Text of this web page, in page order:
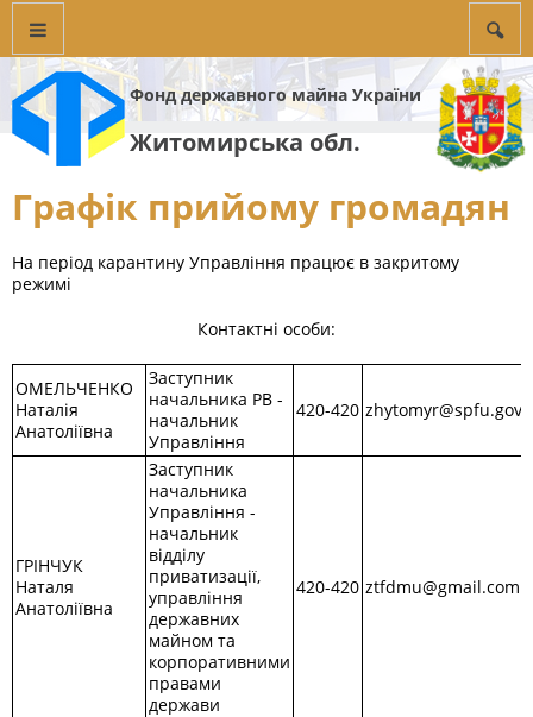
Фонд державного майна України
Житомирська обл.
Графік прийому громадян
На період карантину Управління працює в закритому
режимі
Контактні особи:
ОМЕЛЬЧЕНКО
Наталія
Анатоліївна
Заступник
начальника РВ -
начальник
Управління
420-420
ГРІНЧУК
Наталя
Анатоліївна
Заступник
начальника
Управління -
начальник
відділу
приватизації,
управління
державних
майном та
корпоративними
правами
держави
420-420 ztfdmu@gmail.com.